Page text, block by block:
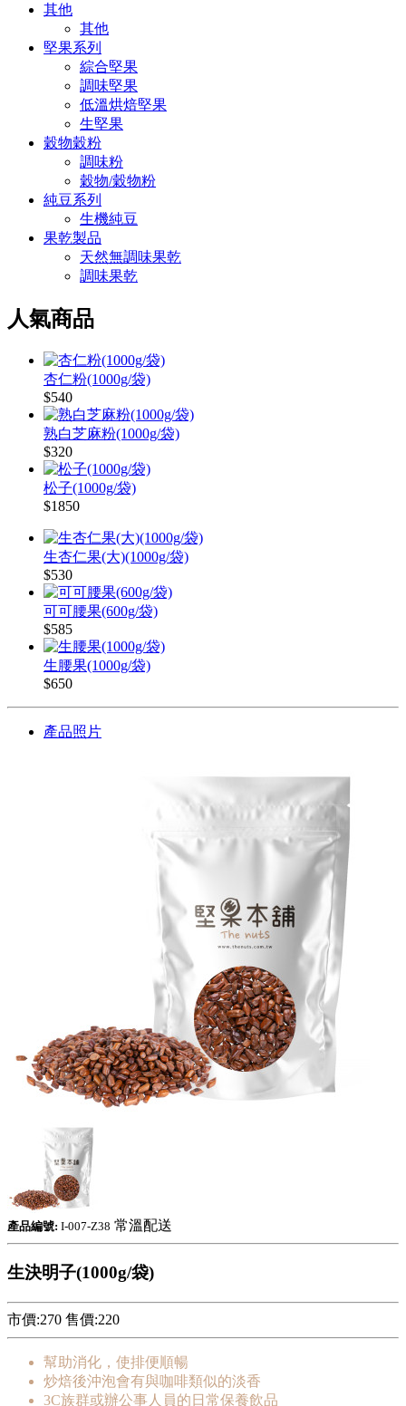
其他
其他
堅果系列
綜合堅果
調味堅果
低溫烘焙堅果
生堅果
穀物穀粉
調味粉
穀物/穀物粉
純豆系列
生機純豆
果乾製品
天然無調味果乾
調味果乾
人氣商品
杏仁粉(1000g/袋)
$540
熟白芝麻粉(1000g/袋)
$320
松子(1000g/袋)
$1850
生杏仁果(大)(1000g/袋)
$530
可可腰果(600g/袋)
$585
生腰果(1000g/袋)
$650
產品照片
產品編號: I-007-Z38 常溫配送
生決明子(1000g/袋)
市價:270 售價:220
幫助消化，使排便順暢
炒焙後沖泡會有與咖啡類似的淡香
3C族群或辦公事人員的日常保養飲品